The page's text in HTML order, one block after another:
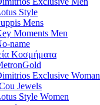
Style
Mens
Moments Men
name
Κοσμήματα
Exclusive Woman
Jewels
Style Women